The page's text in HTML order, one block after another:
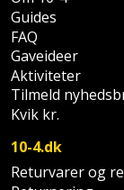
Isolering
Komposit
Lecablokke
og
og
-
hammer
Hammer
Høvl
Kiler
Borehammer
Detektor
Plæneklipper
Plæneklipper
tilbehør
Dørrist
Drivhus
Elartikler
Flagstænger
Guides
FAQ
Gaveideer
Aktiviteter
Tilmeld
Kvik kr.
10-4.dk
Returvarer og